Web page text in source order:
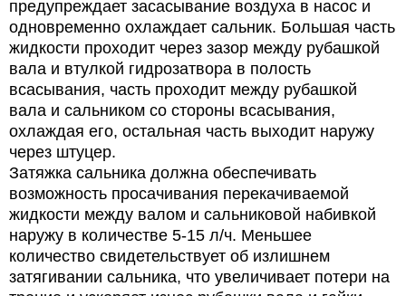
предупреждает засасывание воздуха в насос и
одновременно охлаждает сальник. Большая часть
жидкости проходит через зазор между рубашкой
вала и втулкой гидрозатвора в полость
всасывания, часть проходит между рубашкой
вала и сальником со стороны всасывания,
охлаждая его, остальная часть выходит наружу
через штуцер.
Затяжка сальника должна обеспечивать
возможность просачивания перекачиваемой
жидкости между валом и сальниковой набивкой
наружу в количестве 5-15 л/ч. Меньшее
количество свидетельствует об излишнем
затягивании сальника, что увеличивает потери на